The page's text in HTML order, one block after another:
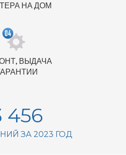
НА ДОМ
ВЫДАЧА
456
ЗА 2023 ГОД